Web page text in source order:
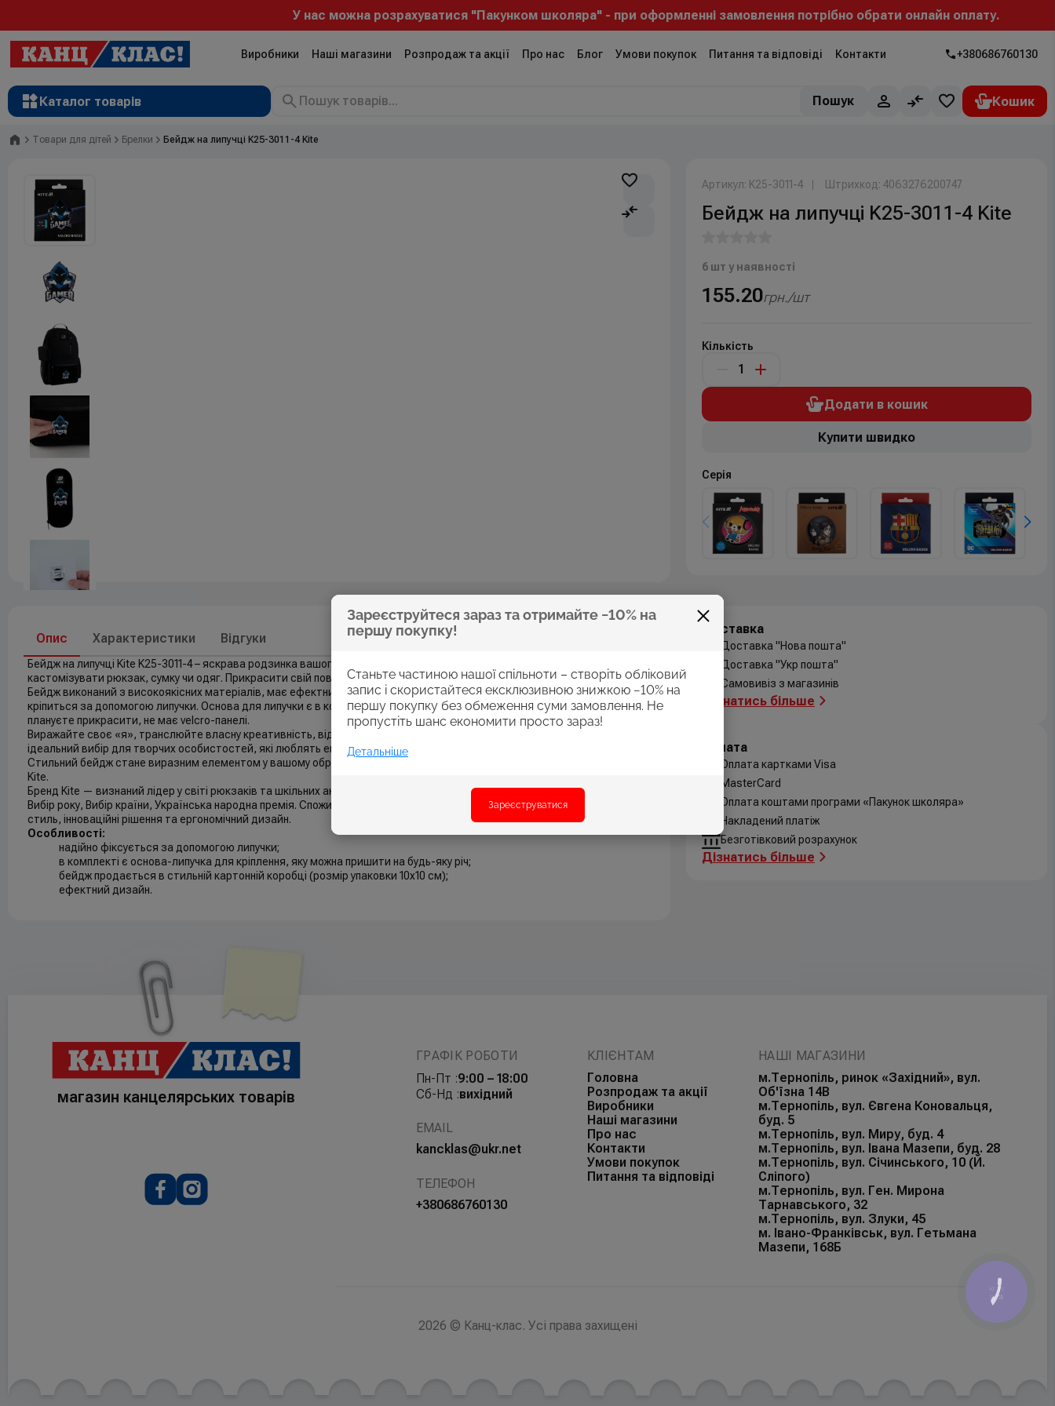
У нас можна розрахуватися "Пакунком школяра" - при оформленні замовлення потрібно обрати онлайн оплату.
Виробники Наші магазини Розпродаж та акції Про нас Блог Умови покупок Питання та відповіді Контакти +380686760130
Зареєструйтеся зараз та отримайте −10% на
першу покупку!
Станьте частиною нашої спільноти – створіть обліковий
запис і скористайтеся ексклюзивною знижкою −10% на
першу покупку без обмеження суми замовлення. Не
пропустіть шанс економити просто зараз!
Детальніше
Зареєструватися
Каталог товарів
Рюкзаки
Канцтовари
Література та розвиток
Художні матеріали
Творчість
Сувенірна продукція
Друк
Елементи живлення
Пошук
Головна
Товари для дітей Брелки Бейдж на липучці K25-3011-4 Kite
Артикул: K25-3011-4 Штрихкод: 4063276200747
Бейдж на липучці K25-3011-4 Kite
6 шт у наявності
155.20грн./шт
Кількість
Додати в кошик
Купити швидко
Серія
Опис Характеристики Відгуки
Бейдж на липучці Kite K25-3011-4 – яскрава родзинка вашого стилю. Це трендовий аксесуар, за допомогою якого можна
кастомізувати рюкзак, сумку чи одяг. Прикрасити свій повсякденний стиль та проявити власну унікальність.
Бейдж виконаний з високоякісних матеріалів, має ефектний дизайн та приємну на дотик рельєфну фактуру. Надійно
кріпиться за допомогою липучки. Основа для липучки є в комплекті: її необхідно пришити, якщо обрана річ, яку ви
плануєте прикрасити, не має velcro-панелі.
Виражайте своє «я», транслюйте власну креативність, відчуйте себе дизайнером, змінюючи бейджі під настрій. Це
ідеальний вибір для творчих особистостей, які люблять експериментувати.
Стильний бейдж стане виразним елементом у вашому образі. Можна комбінувати з іншими бейджами та аксесуарами
Kite.
Бренд Kite — визнаний лідер у світі рюкзаків та шкільних аксесуарів, який щороку отримує найпрестижніші нагороди:
Вибір року, Вибір країни, Українська народна премія. Споживачі та експерти ринку обирають Kite за бездоганну якість,
стиль, інноваційні рішення та ергономічний дизайн.
Особливості:
надійно фіксується за допомогою липучки;
в комплекті є основа-липучка для кріплення, яку можна пришити на будь-яку річ;
бейдж продається в стильній картонній коробці (розмір упаковки 10х10 см);
ефектний дизайн.
Доставка
Доставка "Нова пошта"
Доставка "Укр пошта"
Самовивіз з магазинів
Дізнатись більше
Оплата
Оплата картками Visa
MasterCard
Оплата коштами програми «Пакунок школяра»
Накладений платіж
Безготівковий розрахунок
Дізнатись більше
магазин канцелярських товарів
ГРАФІК РОБОТИ
Пн-Пт :9:00 – 18:00
Сб-Нд :вихідний
EMAIL
kancklas@ukr.net
ТЕЛЕФОН
+380686760130
КЛІЄНТАМ
Головна
Розпродаж та акції
Виробники
Наші магазини
Про нас
Контакти
Умови покупок
Питання та відповіді
НАШІ МАГАЗИНИ
м.Тернопіль, ринок «Західний», вул.
Об'їзна 14В
м.Тернопіль, вул. Євгена Коновальця,
буд. 5
м.Тернопіль, вул. Миру, буд. 4
м.Тернопіль, вул. Івана Мазепи, буд. 28
м.Тернопіль, вул. Січинського, 10 (Й.
Сліпого)
м.Тернопіль, вул. Ген. Мирона
Тарнавського, 32
м.Тернопіль, вул. Злуки, 45
м. Івано-Франківськ, вул. Гетьмана
Мазепи, 168Б
2026 © Канц-клас. Усі права захищені
КНОПКА
ЗВ'ЯЗКУ